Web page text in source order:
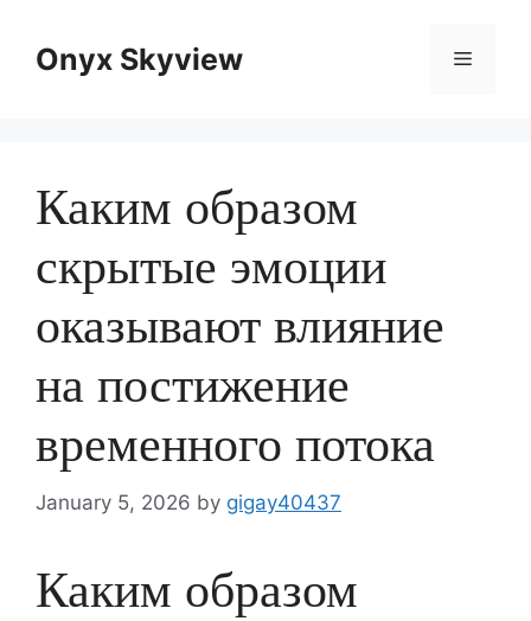
contentOnyx Skyview Menu
Каким образом
скрытые эмоции
оказывают влияние
на постижение
временного потока
January 5, 2026 by gigay40437
Каким образом